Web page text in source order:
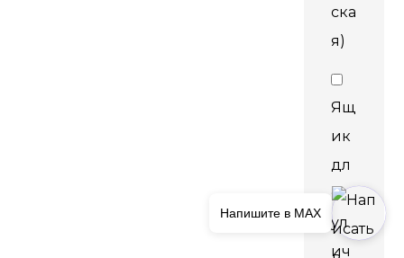
ска
я)
Ящ
ик
дл
я
ул
ич
Напишите в MAX